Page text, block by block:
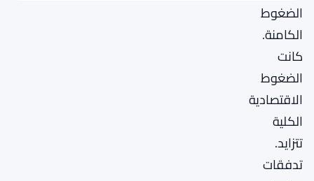
الضغوط
الكامنة.
كانت
الضغوط
الاقتصادية
الكلية
تتزايد.
تدفقات